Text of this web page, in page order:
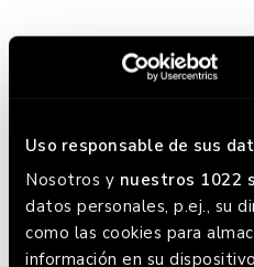
Uso responsable de sus
Nosotros y nuestros 1022
datos personales, p.ej., su
como las cookies para
información en su
SPECIAL